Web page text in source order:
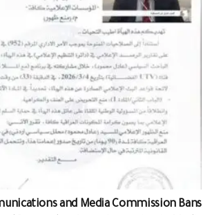
and Media Commission Bans